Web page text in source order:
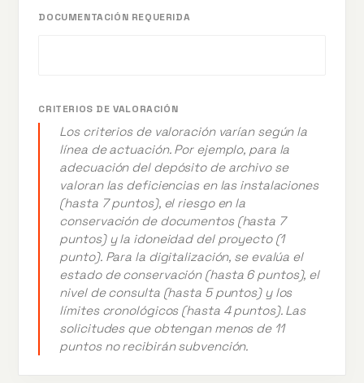
DOCUMENTACIÓN REQUERIDA
CRITERIOS DE VALORACIÓN
Los criterios de valoración varían según la
línea de actuación. Por ejemplo, para la
adecuación del depósito de archivo se
valoran las deficiencias en las instalaciones
(hasta 7 puntos), el riesgo en la
conservación de documentos (hasta 7
puntos) y la idoneidad del proyecto (1
punto). Para la digitalización, se evalúa el
estado de conservación (hasta 6 puntos), el
nivel de consulta (hasta 5 puntos) y los
límites cronológicos (hasta 4 puntos). Las
solicitudes que obtengan menos de 11
puntos no recibirán subvención.